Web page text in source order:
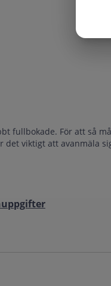
fullbokade. För att så
det viktigt att avanmäla